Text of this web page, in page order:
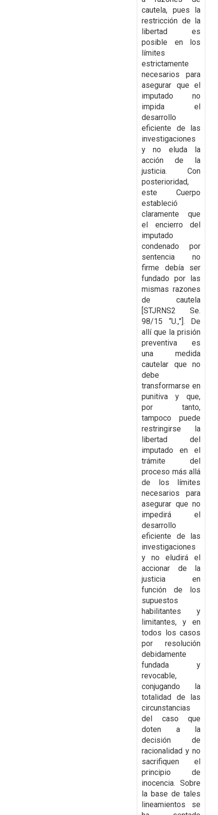
cautela, pues la
restricción de la
libertad es
posible en los
límites
estrictamente
necesarios para
asegurar que el
imputado no
impida el
desarrollo
eficiente de las
investigaciones
y no eluda la
acción de la
justicia. Con
posterioridad,
este Cuerpo
estableció
claramente que
el encierro del
imputado
condenado por
sentencia no
firme debía ser
fundado por las
mismas razones
de cautela
[STJRNS2 Se.
98/15 “U.,”]. De
allí que la prisión
preventiva es
una medida
cautelar que no
debe
transformarse en
punitiva y que,
por tanto,
tampoco puede
restringirse la
libertad del
imputado en el
trámite del
proceso más allá
de los límites
necesarios para
asegurar que no
impedirá el
desarrollo
eficiente de las
investigaciones
y no eludirá el
accionar de la
justicia en
función de los
supuestos
habilitantes y
limitantes, y en
todos los casos
por resolución
debidamente
fundada y
revocable,
conjugando la
totalidad de las
circunstancias
del caso que
doten a la
decisión de
racionalidad y no
sacrifiquen el
principio de
inocencia. Sobre
la base de tales
lineamientos se